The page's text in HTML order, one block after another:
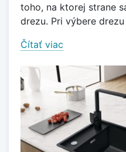
toho, na ktorej strane
drezu. Pri výbere drezu
Čítať viac